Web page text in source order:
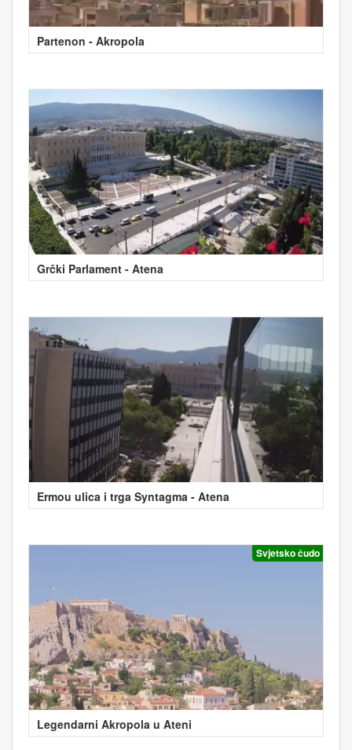
Partenon - Akropola
Grčki Parlament - Atena
Ermou ulica i trga Syntagma - Atena
Svjetsko čudo
Legendarni Akropola u Ateni